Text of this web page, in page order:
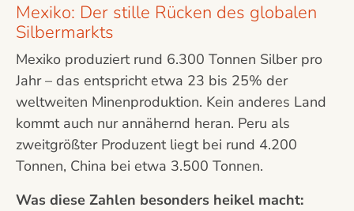
Mexiko: Der stille Rücken des globalen
Silbermarkts
Mexiko produziert rund 6.300 Tonnen Silber pro
Jahr – das entspricht etwa 23 bis 25% der
weltweiten Minenproduktion. Kein anderes Land
kommt auch nur annähernd heran. Peru als
zweitgrößter Produzent liegt bei rund 4.200
Tonnen, China bei etwa 3.500 Tonnen.
Was diese Zahlen besonders heikel macht: